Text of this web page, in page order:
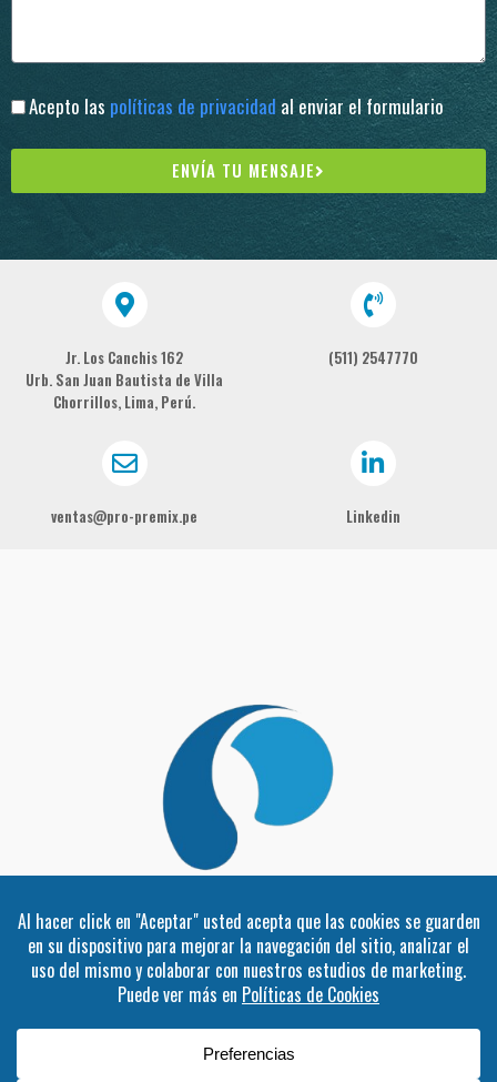
Acepto las políticas de privacidad al enviar el formulario
ENVÍA TU MENSAJE
Jr. Los Canchis 162
Urb. San Juan Bautista de Villa
Chorrillos, Lima, Perú.
(511) 2547770
ventas@pro-premix.pe Linkedin